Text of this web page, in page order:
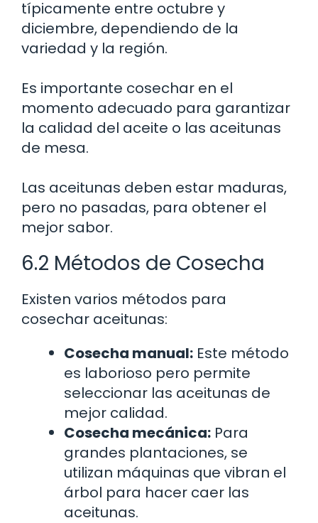
típicamente entre octubre y
diciembre, dependiendo de la
variedad y la región.
Es importante cosechar en el
momento adecuado para garantizar
la calidad del aceite o las aceitunas
de mesa.
Las aceitunas deben estar maduras,
pero no pasadas, para obtener el
mejor sabor.
6.2 Métodos de Cosecha
Existen varios métodos para
cosechar aceitunas:
Cosecha manual: Este método
es laborioso pero permite
seleccionar las aceitunas de
mejor calidad.
Cosecha mecánica: Para
grandes plantaciones, se
utilizan máquinas que vibran el
árbol para hacer caer las
aceitunas.